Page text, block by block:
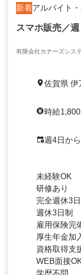
新着アルバイト
スマホ販売／
有限会社カナーズシス
佐賀県 伊
時給
週4日か
未経験OK
研修あり
完全週休3日
週休3日制
雇用保険完
厚生年金加
資格取得支
WEB面接
学歴不問